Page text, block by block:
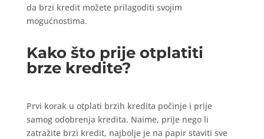
da brzi kredit možete prilagoditi svojim
mogućnostima.
Kako što prije otplatiti
brze kredite?
Prvi korak u otplati brzih kredita počinje i prije
samog odobrenja kredita. Naime, prije nego li
zatražite brzi kredit, najbolje je na papir staviti sve